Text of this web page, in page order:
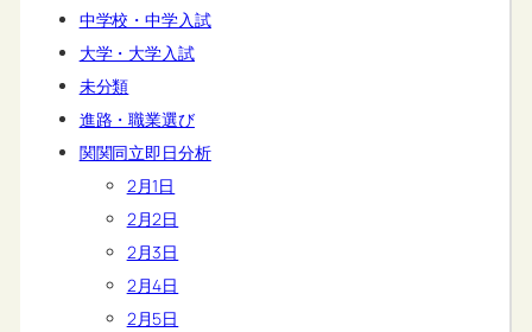
中学校・中学入試
大学・大学入試
未分類
進路・職業選び
関関同立即日分析
2月1日
2月2日
2月3日
2月4日
2月5日